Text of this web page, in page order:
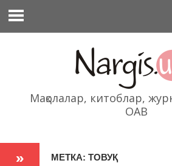
содержимому
Мақолалар, китоблар,
ОАВ
МЕТКА: ТОВУҚ